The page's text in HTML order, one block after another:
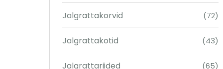
Jalgrattakorvid (72)
Jalgrattakotid (43)
Jalgrattariided (65)